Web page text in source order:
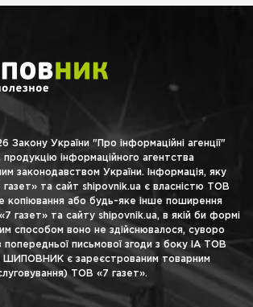
Закону України "Про інформаційні агенції"
продукцію інформаційного агентства
законодавством України. Інформація, яку
газет» та сайт shipovnik.ua є власністю ТОВ
копіювання або будь-яке інше поширення
газет» та сайту shipovnik.ua, в якій би формі
способом воно не здійснювалося, суворо
попередньої письмової згоди з боку ІА ТОВ
ШИПОВНИК є зареєстрованим товарним
ТОВ «7 газет».